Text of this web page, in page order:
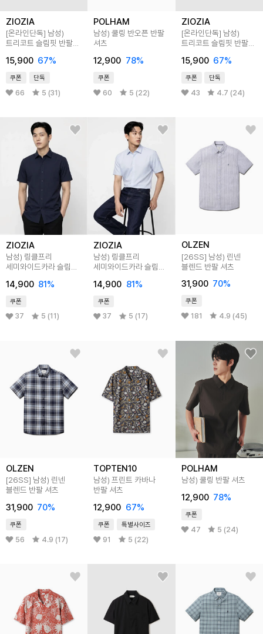
ZIOZIA
[온라인단독] 남성)
트리코트 슬림핏 반팔
15,900 67%
쿠폰 단독
66 5 (31)
POLHAM
남성) 쿨링 반오픈 반팔
셔츠
12,900 78%
쿠폰
60 5 (22)
ZIOZIA
[온라인단독] 남성)
트리코트 슬림핏 반팔
15,900 67%
쿠폰 단독
43 4.7 (24)
ZIOZIA
남성) 링클프리
세미와이드카라 슬림핏
14,900 81%
쿠폰
37 5 (11)
ZIOZIA
남성) 링클프리
세미와이드카라 슬림핏
14,900 81%
쿠폰
37 5 (17)
OLZEN
[26SS] 남성) 린넨
블렌드 반팔 셔츠
31,900 70%
쿠폰
181 4.9 (45)
OLZEN
[26SS] 남성) 린넨
블렌드 반팔 셔츠
31,900 70%
쿠폰
56 4.9 (17)
TOPTEN10
남성) 프린트 카바나
반팔 셔츠
12,900 67%
쿠폰 특별사이즈
91 5 (22)
POLHAM
남성) 쿨링 반팔 셔츠
12,900 78%
쿠폰
47 5 (24)